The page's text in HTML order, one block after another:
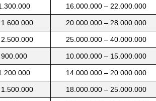
16.000.000 – 22.000.000
20.000.000 – 28.000.000
25.000.000 – 40.000.000
10.000.000 – 15.000.000
14.000.000 – 20.000.000
18.000.000 – 25.000.000